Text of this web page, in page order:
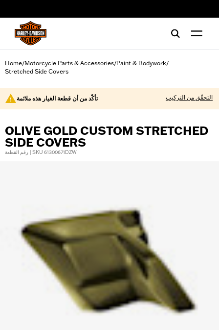
Home/Motorcycle Parts & Accessories/Paint & Bodywork/
Stretched Side Covers
تأكّد من أن قطعة الغيار هذه ملائمة التحقّق من التركيب
OLIVE GOLD CUSTOM STRETCHED
SIDE COVERS
رقم القطعة | SKU 61300671DZW